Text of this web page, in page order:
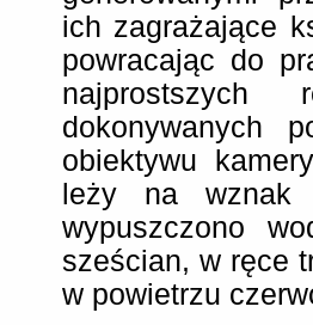
ich zagrażające
powracając do
najprostszych
dokonywanych
obiektywu
leży na
wypuszczono
sześcian, w ręce
w powietrzu